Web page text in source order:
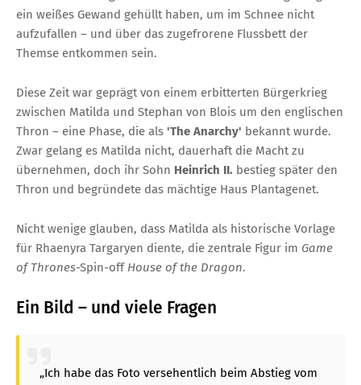
ein weißes Gewand gehüllt haben, um im Schnee nicht
aufzufallen – und über das zugefrorene Flussbett der
Themse entkommen sein.
Diese Zeit war geprägt von einem erbitterten Bürgerkrieg
zwischen Matilda und Stephan von Blois um den englischen
Thron – eine Phase, die als 'The Anarchy' bekannt wurde.
Zwar gelang es Matilda nicht, dauerhaft die Macht zu
übernehmen, doch ihr Sohn Heinrich II. bestieg später den
Thron und begründete das mächtige Haus Plantagenet.
Nicht wenige glauben, dass Matilda als historische Vorlage
für Rhaenyra Targaryen diente, die zentrale Figur im Game
of Thrones-Spin-off House of the Dragon.
Ein Bild – und viele Fragen
„Ich habe das Foto versehentlich beim Abstieg vom